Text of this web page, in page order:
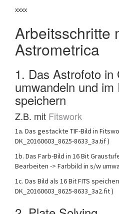
xxxx
Arbeitsschritte
Astrometrica
1. Das Astrofoto in
umwandeln und
speichern
Z.B. mit Fitswork
1a. Das gestackte TIF-Bild in
DK_20160603_8625-8633_3a.tif )
1b. Das Farb-Bild in 16 Bit
Bearbeiten -> Farbbild in s/w
1c. Das Bild als 16 Bit FITS
DK_20160603_8625-8633_3a2.fit )